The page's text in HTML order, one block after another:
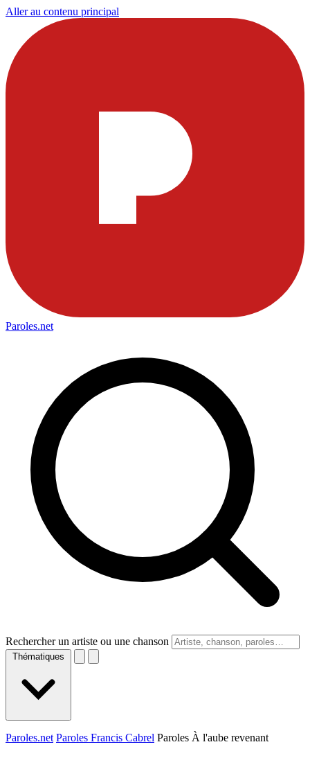
Aller au contenu principal
Paroles.net
Rechercher un artiste ou une chanson
Thématiques
Paroles.net Paroles Francis Cabrel Paroles À l'aube revenant